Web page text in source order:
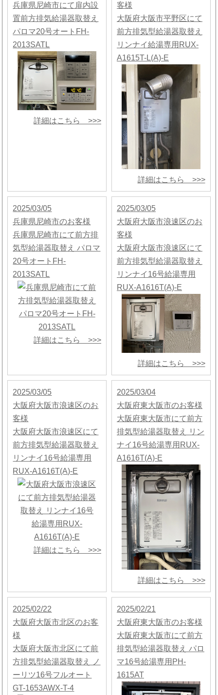
兵庫県尼崎市にて扉内設
置前方排気給湯器取替え
パロマ20号オートFH-
2013SATL
詳細はこちら >>>
客様
大阪府大阪市平野区にて
前方排気型給湯器取替え
リンナイ給湯専用RUX-
A1615T-L(A)-E
詳細はこちら >>>
2025/03/05
兵庫県尼崎市のお客様
兵庫県尼崎市にて前方排
気型給湯器取替え パロマ
20号オートFH-
2013SATL
詳細はこちら >>>
2025/03/05
大阪府大阪市浪速区のお
客様
大阪府大阪市浪速区にて
前方排気型給湯器取替え
リンナイ16号給湯専用
RUX-A1616T(A)-E
詳細はこちら >>>
2025/03/05
大阪府大阪市浪速区のお
客様
大阪府大阪市浪速区にて
前方排気型給湯器取替え
リンナイ16号給湯専用
RUX-A1616T(A)-E
詳細はこちら >>>
2025/03/04
大阪府東大阪市のお客様
大阪府東大阪市にて前方
排気型給湯器取替え リン
ナイ16号給湯専用RUX-
A1616T(A)-E
詳細はこちら >>>
2025/02/22
大阪府大阪市北区のお客
様
大阪府大阪市北区にて前
方排気型給湯器取替え ノ
ーリツ16号フルオート
GT-1653AWX-T-4
2025/02/21
大阪府東大阪市のお客様
大阪府東大阪市にて前方
排気型給湯器取替え パロ
マ16号給湯専用PH-
1615AT